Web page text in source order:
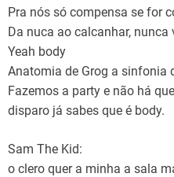
Pra nós só compensa se for
Da nuca ao calcanhar, nunca
Yeah body
Anatomia de Grog a sinfonia
Fazemos a party e não há
disparo já sabes que é body.
Sam The Kid:
o clero quer a minha a sala